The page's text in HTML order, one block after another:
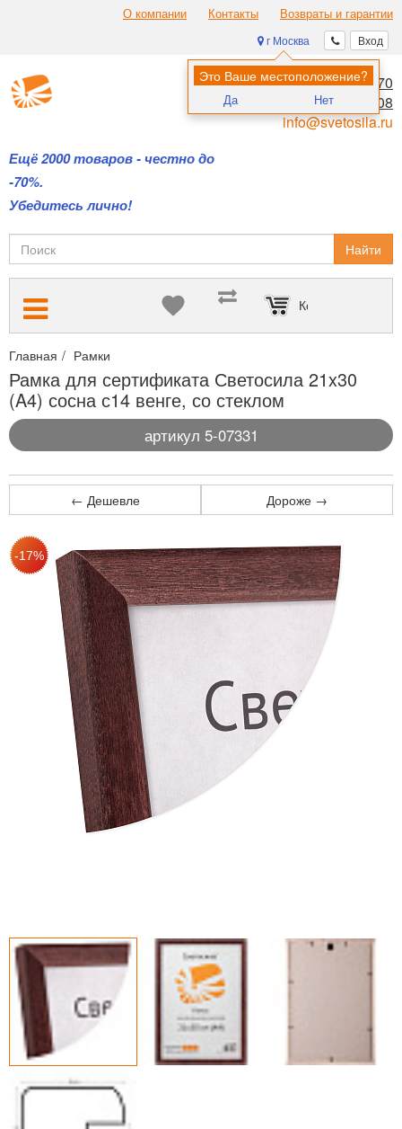
О компании Контакты Возвраты и гарантии
Вход
г Москва
Это Ваше местоположение?
Да Нет
Ещё 2000 товаров - честно до
-70%.
Убедитесь лично!
8 (495) 970-00-70
8 (800) 700-11-08
info@svetosila.ru
Найти
Корзина пуста
Главная Рамки
Рамка для сертификата Светосила 21x30
(A4) сосна с14 венге, со стеклом
артикул 5-07331
← Дешевле Дороже →